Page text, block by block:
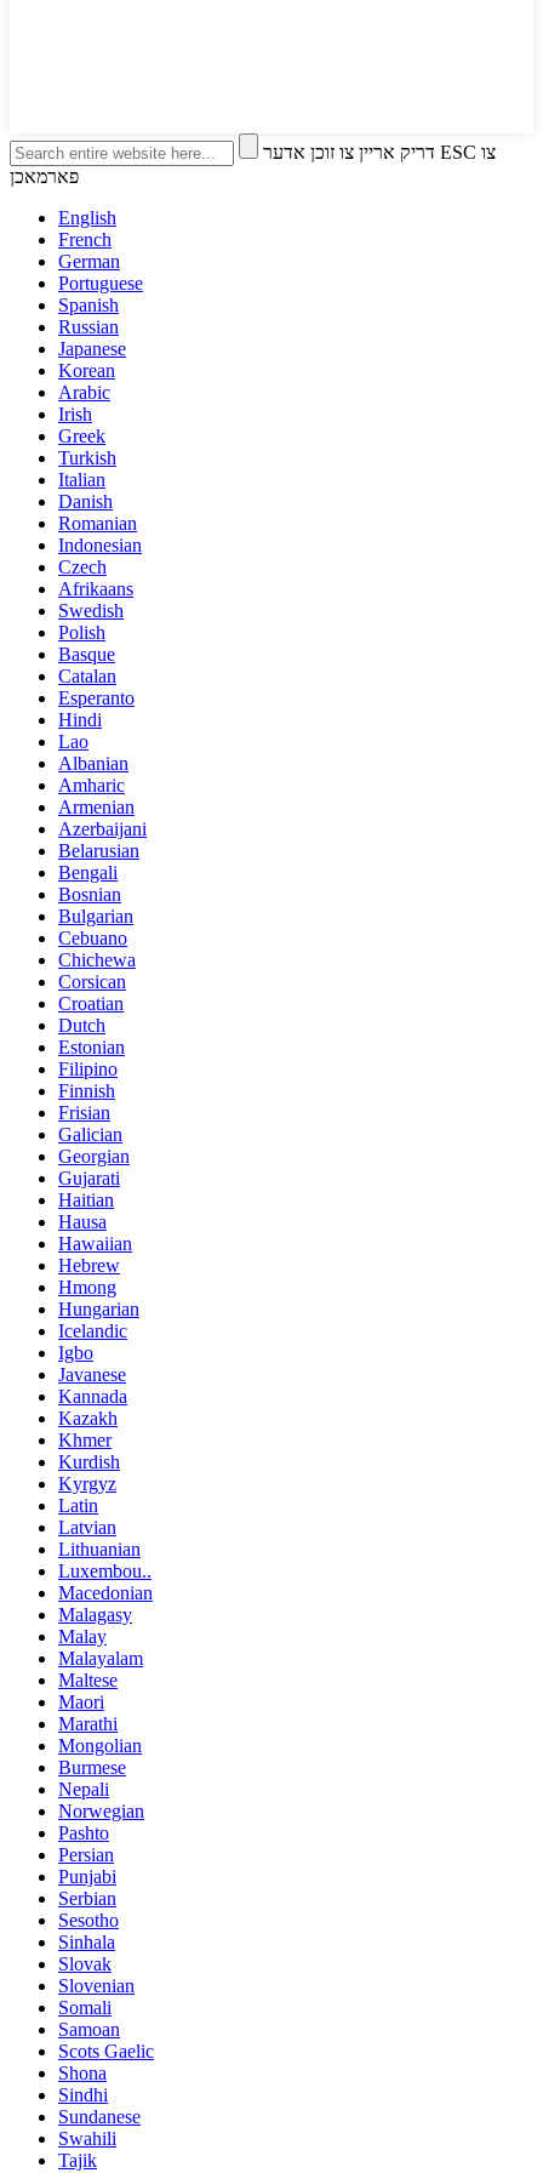
דריק אריין צו זוכן אדער ESC צו
פארמאכן
English
French
German
Portuguese
Spanish
Russian
Japanese
Korean
Arabic
Irish
Greek
Turkish
Italian
Danish
Romanian
Indonesian
Czech
Afrikaans
Swedish
Polish
Basque
Catalan
Esperanto
Hindi
Lao
Albanian
Amharic
Armenian
Azerbaijani
Belarusian
Bengali
Bosnian
Bulgarian
Cebuano
Chichewa
Corsican
Croatian
Dutch
Estonian
Filipino
Finnish
Frisian
Galician
Georgian
Gujarati
Haitian
Hausa
Hawaiian
Hebrew
Hmong
Hungarian
Icelandic
Igbo
Javanese
Kannada
Kazakh
Khmer
Kurdish
Kyrgyz
Latin
Latvian
Lithuanian
Luxembou..
Macedonian
Malagasy
Malay
Malayalam
Maltese
Maori
Marathi
Mongolian
Burmese
Nepali
Norwegian
Pashto
Persian
Punjabi
Serbian
Sesotho
Sinhala
Slovak
Slovenian
Somali
Samoan
Scots Gaelic
Shona
Sindhi
Sundanese
Swahili
Tajik